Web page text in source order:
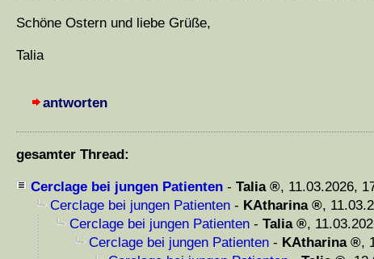
Schöne Ostern und liebe Grüße,
Talia
antworten
gesamter Thread:
Cerclage bei jungen Patienten - Talia , 11.03.2026,
Cerclage bei jungen Patienten - KAtharina ,
Cerclage bei jungen Patienten - Talia ,
Cerclage bei jungen Patienten - KAtharina ,